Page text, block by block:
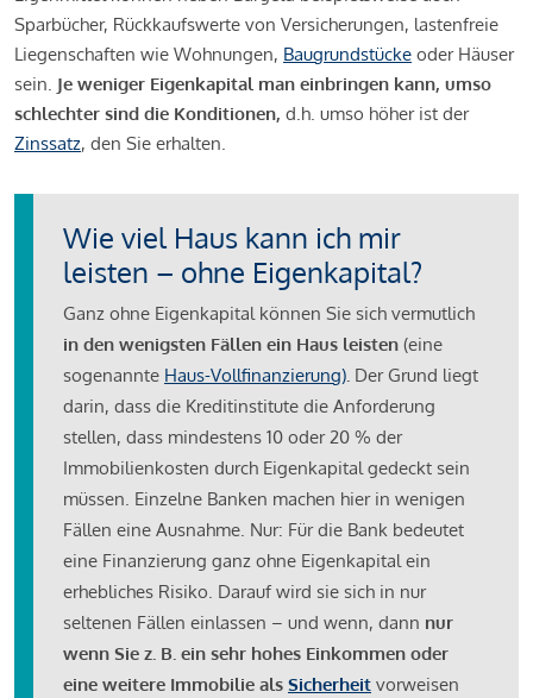
Sparbücher, Rückkaufswerte von Versicherungen, lastenfreie
Liegenschaften wie Wohnungen, Baugrundstücke oder Häuser
sein. Je weniger Eigenkapital man einbringen kann, umso
schlechter sind die Konditionen, d.h. umso höher ist der
Zinssatz, den Sie erhalten.
Wie viel Haus kann ich mir
leisten – ohne Eigenkapital?
Ganz ohne Eigenkapital können Sie sich vermutlich
in den wenigsten Fällen ein Haus leisten (eine
sogenannte Haus-Vollfinanzierung). Der Grund liegt
darin, dass die Kreditinstitute die Anforderung
stellen, dass mindestens 10 oder 20 % der
Immobilienkosten durch Eigenkapital gedeckt sein
müssen. Einzelne Banken machen hier in wenigen
Fällen eine Ausnahme. Nur: Für die Bank bedeutet
eine Finanzierung ganz ohne Eigenkapital ein
erhebliches Risiko. Darauf wird sie sich in nur
seltenen Fällen einlassen – und wenn, dann nur
wenn Sie z. B. ein sehr hohes Einkommen oder
eine weitere Immobilie als Sicherheit vorweisen